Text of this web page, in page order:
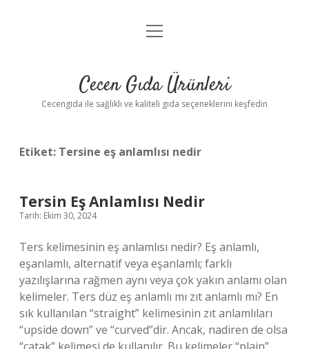
Anasayfa
Yasal Uyarı
menüyü
Cecen Gıda Ürünleri
Cecengida ile sağlıklı ve kaliteli gıda seçeneklerini keşfedin
Etiket: Tersine eş anlamlısı nedir
Tersin Eş Anlamlısı Nedir
Tarih: Ekim 30, 2024
Ters kelimesinin eş anlamlısı nedir? Eş anlamlı,
eşanlamlı, alternatif veya eşanlamlı; farklı
yazılışlarına rağmen aynı veya çok yakın anlamı olan
kelimeler. Ters düz eş anlamlı mı zıt anlamlı mı? En
sık kullanılan “straight” kelimesinin zıt anlamlıları
“upside down” ve “curved”dir. Ancak, nadiren de olsa